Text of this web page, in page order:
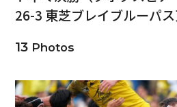
26-3 東芝ブレイブルーパス
13Photos